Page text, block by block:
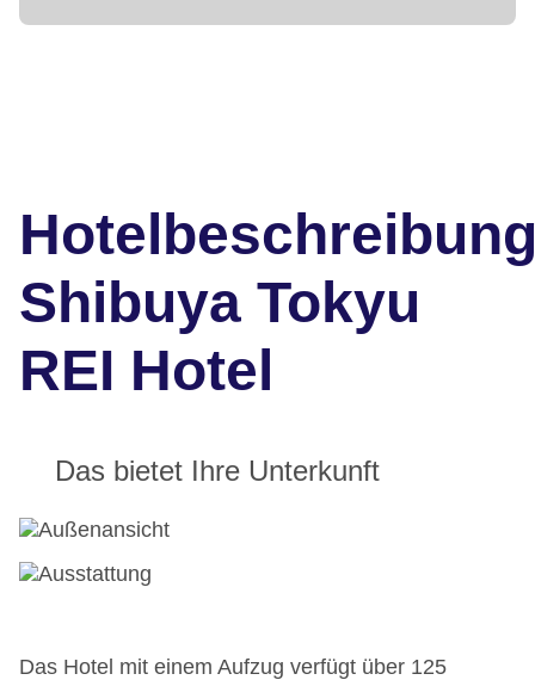
Shibuya Tokyu
REI Hotel
Das bietet Ihre Unterkunft
Das Hotel mit einem Aufzug verfügt über 125